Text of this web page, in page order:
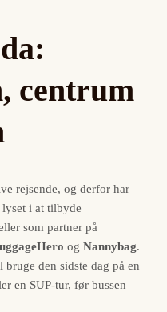
centrum
rejsende, og derfor har
i at tilbyde
som partner på
og Nannybag.
den sidste dag på en
en SUP-tur, før bussen